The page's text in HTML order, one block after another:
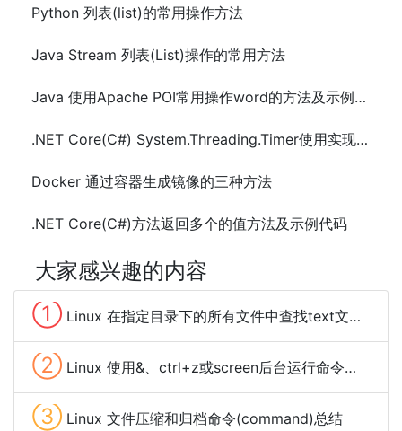
Python 列表(list)的常用操作方法
Java Stream 列表(List)操作的常用方法
Java 使用Apache POI常用操作word的方法及示例代码
.NET Core(C#) System.Threading.Timer使用实现定时任务及示例代码
Docker 通过容器生成镜像的三种方法
.NET Core(C#)方法返回多个的值方法及示例代码
大家感兴趣的内容
① Linux 在指定目录下的所有文件中查找text文本的方法
② Linux 使用&、ctrl+z或screen后台运行命令程序的方法
③ Linux 文件压缩和归档命令(command)总结